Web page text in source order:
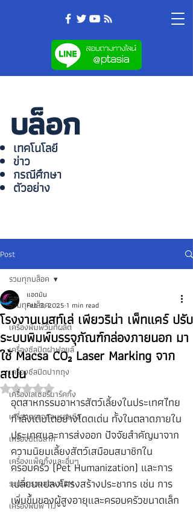
บล็อก
เทคโนโลยี
ข่าว
กรณีศึกษา
ตัวอย่าง
Post
รวมทุกบล็อค
เครื่องพิมพ์วันที่ผลิต
เครื่องซีลปิดฝาฟอยล์
เครื่องซีลปิดปากถุง
เครื่องเลเซอร์มาร์คกิ้ง
เครื่องตรวจสอบรอยซีล
เครื่องปิดฉลาก
เครื่องแพ็คกิ้งและอื่นๆ
ระบบตรวจสอบ E2M
เครื่องพิมพ์ TIJ
รวมทุกบล็อค
โรงงานเนสท์เล่ เพียวริน่า เพ็ทแคร์ ปรับ
ระบบพิมพ์บรรจุภัณฑ์กล่องภายนอก มา
ใช้ Macsa CO₂ Laser Marking จาก
สเปน
แอดมิน
Feb 3, 2025 1 min read
Rated NaN out of 5 stars.
อุตสาหกรรมอาหารสัตว์เลี้ยงในประเทศไทย
กำลังเติบโตอย่างโดดเด่น ทั้งในตลาดภายใน
ประเทศและการส่งออก ปัจจัยสำคัญมาจาก
ความนิยมเลี้ยงสัตว์เสมือนสมาชิกใน
ครอบครัว (Pet Humanization) และการ
เปลี่ยนแปลงโครงสร้างประชากร เช่น การ
เพิ่มขึ้นของผู้สูงอายุและครอบครัวขนาดเล็ก